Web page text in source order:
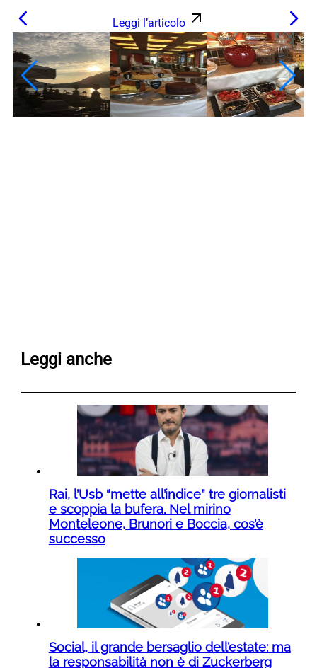
Leggi l’articolo
Leggi anche
Rai, l’Usb “mette all’indice” tre giornalisti
e scoppia la bufera. Nel mirino
Monteleone, Brunori e Boccia, cos’è
successo
Social, il grande bersaglio dell’estate: ma
la responsabilità non è di Zuckerberg